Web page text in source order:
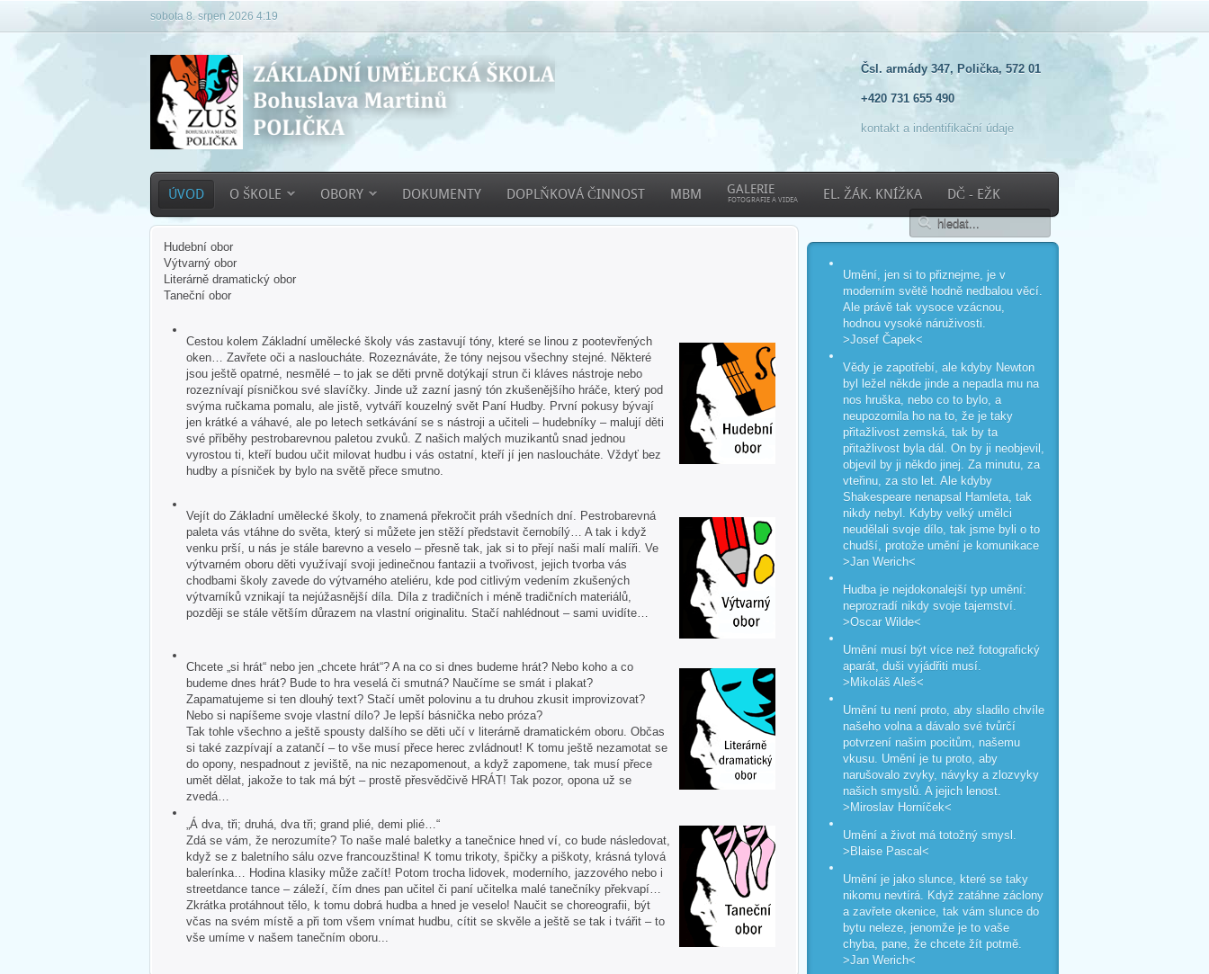
sobota 8. srpen 2026 4:19
Čsl. armády 347, Polička, 572 01
+420 731 655 490
kontakt a indentifikační údaje
ÚVOD O ŠKOLE OBORY DOKUMENTY DOPLŇKOVÁ ČINNOST MBM GALERIE
FOTOGRAFIE A VIDEA EL. ŽÁK. KNÍŽKA DČ - EŽK
Hudební obor
Výtvarný obor
Literárně dramatický obor
Taneční obor
Cestou kolem Základní umělecké školy vás zastavují tóny, které se linou z pootevřených
oken… Zavřete oči a nasloucháte. Rozeznáváte, že tóny nejsou všechny stejné. Některé
jsou ještě opatrné, nesmělé – to jak se děti prvně dotýkají strun či kláves nástroje nebo
rozeznívají písničkou své slavíčky. Jinde už zazní jasný tón zkušenějšího hráče, který pod
svýma ručkama pomalu, ale jistě, vytváří kouzelný svět Paní Hudby. První pokusy bývají
jen krátké a váhavé, ale po letech setkávání se s nástroji a učiteli – hudebníky – malují děti
své příběhy pestrobarevnou paletou zvuků. Z našich malých muzikantů snad jednou
vyrostou ti, kteří budou učit milovat hudbu i vás ostatní, kteří jí jen nasloucháte. Vždyť bez
hudby a písniček by bylo na světě přece smutno.
Vejít do Základní umělecké školy, to znamená překročit práh všedních dní. Pestrobarevná
paleta vás vtáhne do světa, který si můžete jen stěží představit černobílý… A tak i když
venku prší, u nás je stále barevno a veselo – přesně tak, jak si to přejí naši malí malíři. Ve
výtvarném oboru děti využívají svoji jedinečnou fantazii a tvořivost, jejich tvorba vás
chodbami školy zavede do výtvarného ateliéru, kde pod citlivým vedením zkušených
výtvarníků vznikají ta nejúžasnější díla. Díla z tradičních i méně tradičních materiálů,
později se stále větším důrazem na vlastní originalitu. Stačí nahlédnout – sami uvidíte…
Chcete „si hrát“ nebo jen „chcete hrát“? A na co si dnes budeme hrát? Nebo koho a co
budeme dnes hrát? Bude to hra veselá či smutná? Naučíme se smát i plakat?
Zapamatujeme si ten dlouhý text? Stačí umět polovinu a tu druhou zkusit improvizovat?
Nebo si napíšeme svoje vlastní dílo? Je lepší básnička nebo próza?
Tak tohle všechno a ještě spousty dalšího se děti učí v literárně dramatickém oboru. Občas
si také zazpívají a zatančí – to vše musí přece herec zvládnout! K tomu ještě nezamotat se
do opony, nespadnout z jeviště, na nic nezapomenout, a když zapomene, tak musí přece
umět dělat, jakože to tak má být – prostě přesvědčivě HRÁT! Tak pozor, opona už se
zvedá…
„Á dva, tři; druhá, dva tři; grand plié, demi plié…“
Zdá se vám, že nerozumíte? To naše malé baletky a tanečnice hned ví, co bude následovat,
když se z baletního sálu ozve francouzština! K tomu trikoty, špičky a piškoty, krásná tylová
balerínka… Hodina klasiky může začít! Potom trocha lidovek, moderního, jazzového nebo i
streetdance tance – záleží, čím dnes pan učitel či paní učitelka malé tanečníky překvapí…
Zkrátka protáhnout tělo, k tomu dobrá hudba a hned je veselo! Naučit se choreografii, být
včas na svém místě a při tom všem vnímat hudbu, cítit se skvěle a ještě se tak i tvářit – to
vše umíme v našem tanečním oboru...
Umění, jen si to přiznejme, je v
moderním světě hodně nedbalou věcí.
Ale právě tak vysoce vzácnou,
hodnou vysoké náruživosti.
>Josef Čapek<
Vědy je zapotřebí, ale kdyby Newton
byl ležel někde jinde a nepadla mu na
nos hruška, nebo co to bylo, a
neupozornila ho na to, že je taky
přitažlivost zemská, tak by ta
přitažlivost byla dál. On by ji neobjevil,
objevil by ji někdo jinej. Za minutu, za
vteřinu, za sto let. Ale kdyby
Shakespeare nenapsal Hamleta, tak
nikdy nebyl. Kdyby velký umělci
neudělali svoje dílo, tak jsme byli o to
chudší, protože umění je komunikace
>Jan Werich<
Hudba je nejdokonalejší typ umění:
neprozradí nikdy svoje tajemství.
>Oscar Wilde<
Umění musí být více než fotografický
aparát, duši vyjádřiti musí.
>Mikoláš Aleš<
Umění tu není proto, aby sladilo chvíle
našeho volna a dávalo své tvůrčí
potvrzení našim pocitům, našemu
vkusu. Umění je tu proto, aby
narušovalo zvyky, návyky a zlozvyky
našich smyslů. A jejich lenost.
>Miroslav Horníček<
Umění a život má totožný smysl.
>Blaise Pascal<
Umění je jako slunce, které se taky
nikomu nevtírá. Když zatáhne záclony
a zavřete okenice, tak vám slunce do
bytu neleze, jenomže je to vaše
chyba, pane, že chcete žít potmě.
>Jan Werich<